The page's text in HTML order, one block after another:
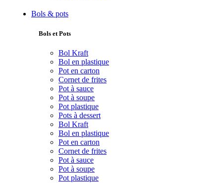
Bols & pots
Bols et Pots
Bol Kraft
Bol en plastique
Pot en carton
Cornet de frites
Pot à sauce
Pot à soupe
Pot plastique
Pots à dessert
Bol Kraft
Bol en plastique
Pot en carton
Cornet de frites
Pot à sauce
Pot à soupe
Pot plastique